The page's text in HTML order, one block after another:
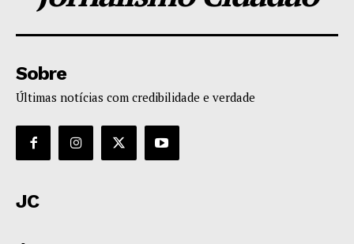
Sobre
Últimas notícias com credibilidade e verdade
JC